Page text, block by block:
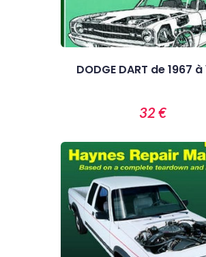
DODGE DART de 1967 à
32 €